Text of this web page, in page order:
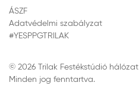
ÁSZF
Adatvédelmi szabályzat
#YESPPGTRILAK
© 2026 Trilak Festékstúdió hálózat
Minden jog fenntartva.